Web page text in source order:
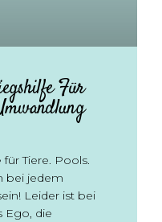
Für
für Tiere. Pools.
bei jedem
Leider ist bei
Ego, die